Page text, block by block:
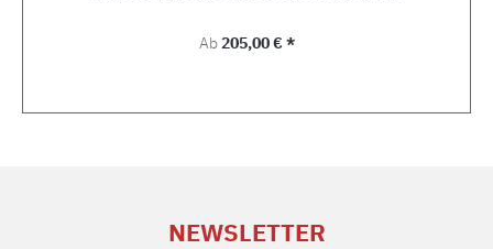
Regulärer Preis:
Ab205,00 € *
NEWSLETTER